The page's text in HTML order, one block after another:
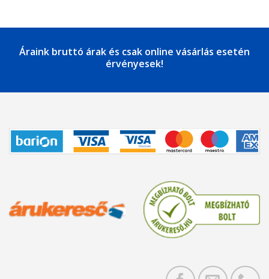
Áraink bruttó árak és csak online vásárlás esetén
érvényesek!